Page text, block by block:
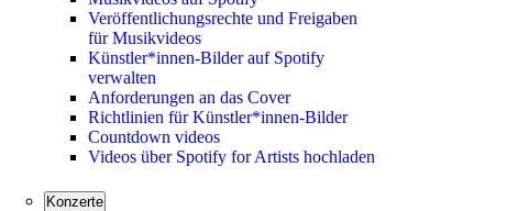
Veröffentlichungsrechte und Freigaben
für Musikvideos
Künstler*innen-Bilder auf Spotify
verwalten
Anforderungen an das Cover
Richtlinien für Künstler*innen-Bilder
Countdown videos
Videos über Spotify for Artists hochladen
Konzerte